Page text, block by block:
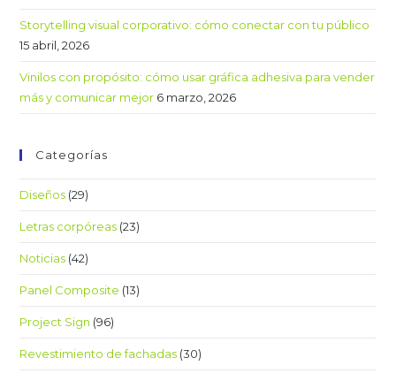
Storytelling visual corporativo: cómo conectar con tu público
15 abril, 2026
Vinilos con propósito: cómo usar gráfica adhesiva para vender
más y comunicar mejor 6 marzo, 2026
Categorías
Diseños (29)
Letras corpóreas (23)
Noticias (42)
Panel Composite (13)
Project Sign (96)
Revestimiento de fachadas (30)